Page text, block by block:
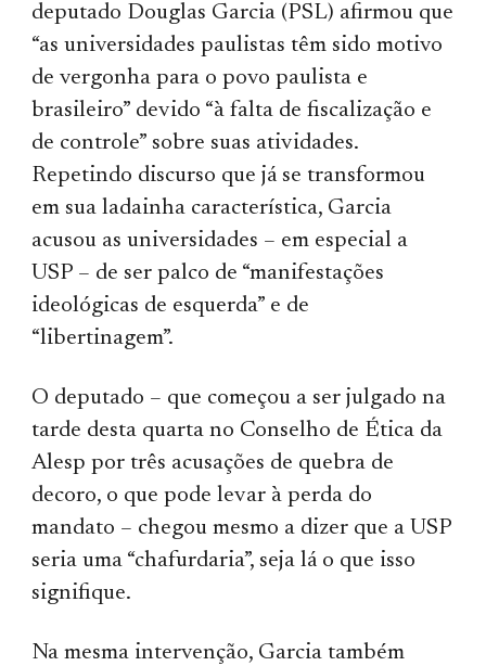
deputado Douglas Garcia (PSL) afirmou que
“as universidades paulistas têm sido motivo
de vergonha para o povo paulista e
brasileiro” devido “à falta de fiscalização e
de controle” sobre suas atividades.
Repetindo discurso que já se transformou
em sua ladainha característica, Garcia
acusou as universidades – em especial a
USP – de ser palco de “manifestações
ideológicas de esquerda” e de
“libertinagem”.
O deputado – que começou a ser julgado na
tarde desta quarta no Conselho de Ética da
Alesp por três acusações de quebra de
decoro, o que pode levar à perda do
mandato – chegou mesmo a dizer que a USP
seria uma “chafurdaria”, seja lá o que isso
signifique.
Na mesma intervenção, Garcia também